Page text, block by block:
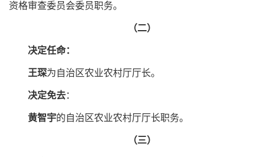
资格审查委员会委员职务。
（二）
决定任命：
王琛为自治区农业农村厅厅长。
决定免去：
黄智宇的自治区农业农村厅厅长职务。
（三）